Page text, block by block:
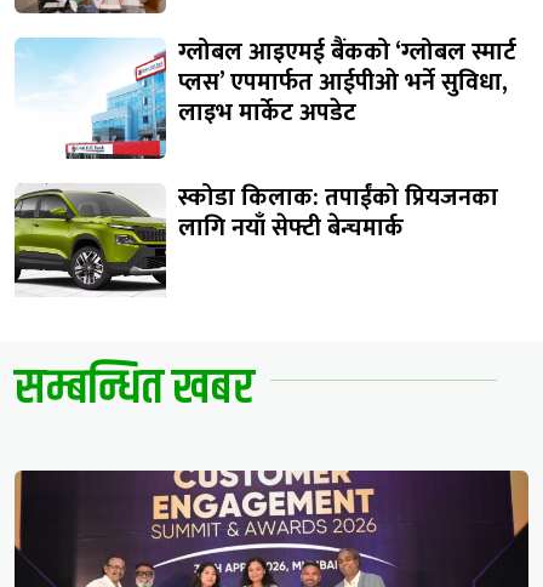
ग्लोबल आइएमई बैंकको ‘ग्लोबल स्मार्ट
प्लस’ एपमार्फत आईपीओ भर्ने सुविधा,
लाइभ मार्केट अपडेट
स्कोडा किलाक: तपाईंको प्रियजनका
लागि नयाँ सेफ्टी बेन्चमार्क
सम्बन्धित खबर